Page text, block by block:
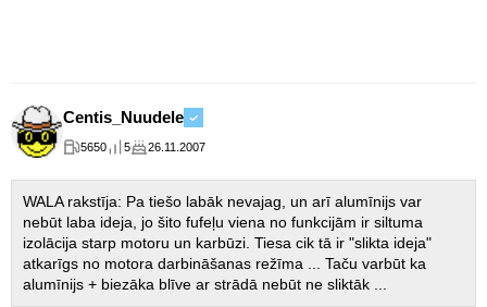
Centis_Nuudele
5650 5 26.11.2007
WALA rakstīja: Pa tiešo labāk nevajag, un arī alumīnijs var
nebūt laba ideja, jo šito fufeļu viena no funkcijām ir siltuma
izolācija starp motoru un karbūzi. Tiesa cik tā ir "slikta ideja"
atkarīgs no motora darbināšanas režīma ... Taču varbūt ka
alumīnijs + biezāka blīve ar strādā nebūt ne sliktāk ...